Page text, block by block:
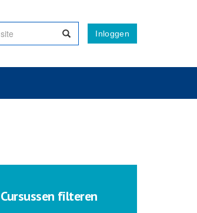
Inloggen
Cursussen filteren